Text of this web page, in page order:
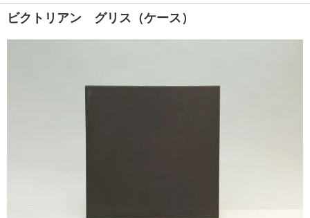
ビクトリアン グリス（ケース）